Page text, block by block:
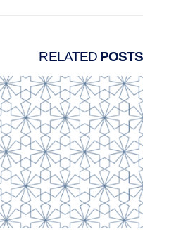
RELATED POSTS